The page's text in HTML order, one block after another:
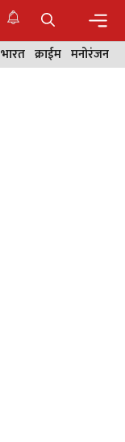
भारत क्राईम मनोरंजन